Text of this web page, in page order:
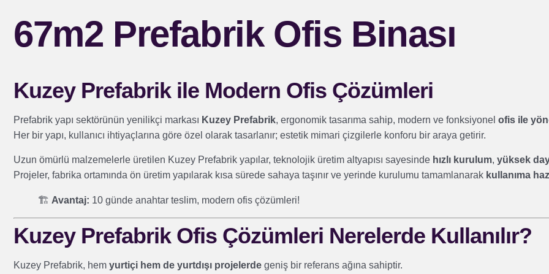
67m2 Prefabrik Ofis Binası
Kuzey Prefabrik ile Modern Ofis Çözümleri
Prefabrik yapı sektörünün yenilikçi markası Kuzey Prefabrik, ergonomik tasarıma sahip, modern ve fonksiyonel ofis ile
Her bir yapı, kullanıcı ihtiyaçlarına göre özel olarak tasarlanır; estetik mimari çizgilerle konforu bir araya getirir.
Uzun ömürlü malzemelerle üretilen Kuzey Prefabrik yapılar, teknolojik üretim altyapısı sayesinde hızlı kurulum, yüksek
Projeler, fabrika ortamında ön üretim yapılarak kısa sürede sahaya taşınır ve yerinde kurulumu tamamlanarak kullanıma
🏗️ Avantaj: 10 günde anahtar teslim, modern ofis çözümleri!
Kuzey Prefabrik Ofis Çözümleri Nerelerde Kullanılır?
Kuzey Prefabrik, hem yurtiçi hem de yurtdışı projelerde geniş bir referans ağına sahiptir.